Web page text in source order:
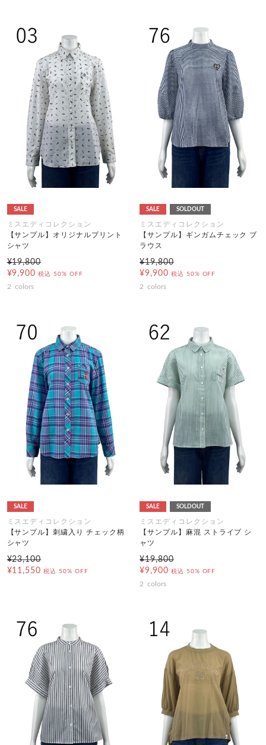
SALE
ミスエディコレクション
【サンプル】オリジナルプリント
シャツ
¥19,800
¥9,900 税込 50% OFF
2 colors
SALE SOLDOUT
ミスエディコレクション
【サンプル】ギンガムチェック ブ
ラウス
¥19,800
¥9,900 税込 50% OFF
2 colors
SALE
ミスエディコレクション
【サンプル】刺繍入り チェック柄
シャツ
¥23,100
¥11,550 税込 50% OFF
SALE SOLDOUT
ミスエディコレクション
【サンプル】麻混 ストライプ シ
ャツ
¥19,800
¥9,900 税込 50% OFF
2 colors